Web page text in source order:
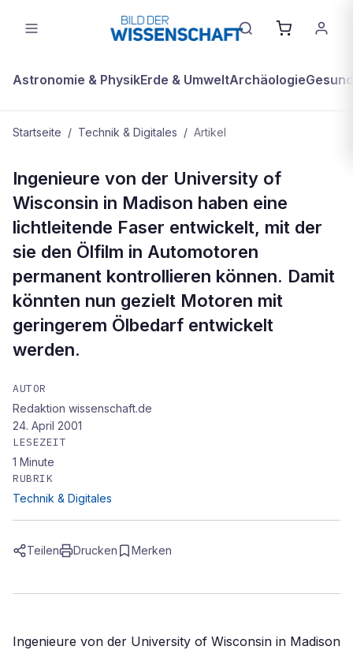
Astronomie & PhysikErde & UmweltArchäologie
Startseite / Technik & Digitales / Artikel
Glasfaser kontrolliert Ölfilm in
Motoren
Ingenieure von der University of
Wisconsin in Madison haben eine
lichtleitende Faser entwickelt, mit der
sie den Ölfilm in Automotoren
permanent kontrollieren können. Damit
könnten nun gezielt Motoren mit
geringerem Ölbedarf entwickelt
werden.
AUTOR
Redaktion wissenschaft.de
24. April 2001
LESEZEIT
1 Minute
RUBRIK
Technik & Digitales
Teilen Drucken Merken
Ingenieure von der University of Wisconsin in Madison